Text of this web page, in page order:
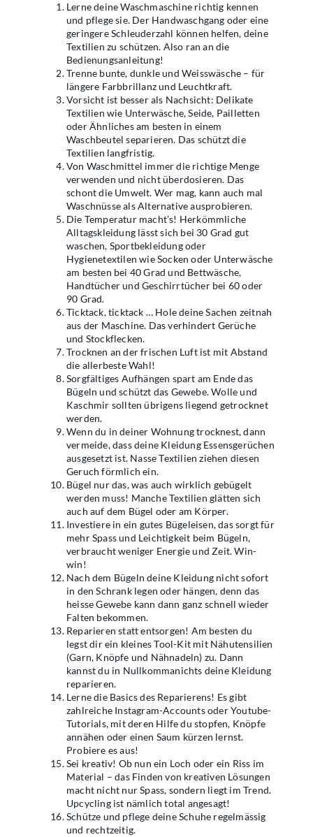
Lerne deine Waschmaschine richtig kennen
und pflege sie. Der Handwaschgang oder eine
geringere Schleuderzahl können helfen, deine
Textilien zu schützen. Also ran an die
Bedienungsanleitung!
Trenne bunte, dunkle und Weisswäsche – für
längere Farbbrillanz und Leuchtkraft.
Vorsicht ist besser als Nachsicht: Delikate
Textilien wie Unterwäsche, Seide, Pailletten
oder Ähnliches am besten in einem
Waschbeutel separieren. Das schützt die
Textilien langfristig.
Von Waschmittel immer die richtige Menge
verwenden und nicht überdosieren. Das
schont die Umwelt. Wer mag, kann auch mal
Waschnüsse als Alternative ausprobieren.
Die Temperatur macht’s! Herkömmliche
Alltagskleidung lässt sich bei 30 Grad gut
waschen, Sportbekleidung oder
Hygienetextilen wie Socken oder Unterwäsche
am besten bei 40 Grad und Bettwäsche,
Handtücher und Geschirrtücher bei 60 oder
90 Grad.
Ticktack, ticktack … Hole deine Sachen zeitnah
aus der Maschine. Das verhindert Gerüche
und Stockflecken.
Trocknen an der frischen Luft ist mit Abstand
die allerbeste Wahl!
Sorgfältiges Aufhängen spart am Ende das
Bügeln und schützt das Gewebe. Wolle und
Kaschmir sollten übrigens liegend getrocknet
werden.
Wenn du in deiner Wohnung trocknest, dann
vermeide, dass deine Kleidung Essensgerüchen
ausgesetzt ist. Nasse Textilien ziehen diesen
Geruch förmlich ein.
Bügel nur das, was auch wirklich gebügelt
werden muss! Manche Textilien glätten sich
auch auf dem Bügel oder am Körper.
Investiere in ein gutes Bügeleisen, das sorgt für
mehr Spass und Leichtigkeit beim Bügeln,
verbraucht weniger Energie und Zeit. Win-
win!
Nach dem Bügeln deine Kleidung nicht sofort
in den Schrank legen oder hängen, denn das
heisse Gewebe kann dann ganz schnell wieder
Falten bekommen.
Reparieren statt entsorgen! Am besten du
legst dir ein kleines Tool-Kit mit Nähutensilien
(Garn, Knöpfe und Nähnadeln) zu. Dann
kannst du in Nullkommanichts deine Kleidung
reparieren.
Lerne die Basics des Reparierens! Es gibt
zahlreiche Instagram-Accounts oder Youtube-
Tutorials, mit deren Hilfe du stopfen, Knöpfe
annähen oder einen Saum kürzen lernst.
Probiere es aus!
Sei kreativ! Ob nun ein Loch oder ein Riss im
Material – das Finden von kreativen Lösungen
macht nicht nur Spass, sondern liegt im Trend.
Upcycling ist nämlich total angesagt!
Schütze und pflege deine Schuhe regelmässig
und rechtzeitig.